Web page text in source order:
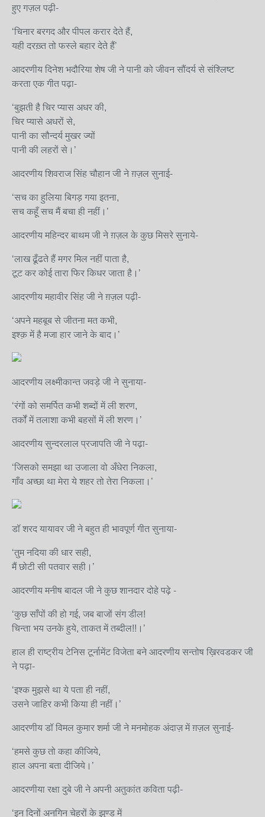
हुए गज़ल पढ़ी-
‘चिनार बरगद और पीपल करार देते हैं,
यही दरख़्त तो फस्ले बहार देते हैं’
आदरणीय दिनेश भदौरिया शेष जी ने पानी को जीवन सौंदर्य से संश्लिष्ट
करता एक गीत पढ़ा-
‘बुझती है चिर प्यास अधर की,
चिर प्यासे अधरों से,
पानी का सौन्दर्य मुखर ज्यों
पानी की लहरों से।’
आदरणीय शिवराज सिंह चौहान जी ने ग़ज़ल सुनाई-
‘सच का हुलिया बिगड़ गया इतना,
सच कहूँ सच मैं बचा ही नहीं।’
आदरणीय महिन्दर बाथम जी ने ग़ज़ल के कुछ मिसरे सुनाये-
‘लाख ढूँढते हैं मगर मिल नहीं पाता है,
टूट कर कोई तारा फिर किधर जाता है।’
आदरणीय महावीर सिंह जी ने ग़ज़ल पढ़ी-
‘अपने महबूब से जीतना मत कभी,
इश्क़ में है मजा हार जाने के बाद।’
आदरणीय लक्ष्मीकान्त जवड़े जी ने सुनाया-
‘रंगों को समर्पित कभी शब्दों में ली शरण,
तर्कों में तलाशा कभी बहसों में ली शरण।’
आदरणीय सुन्दरलाल प्रजापति जी ने पढ़ा-
‘जिसको समझा था उजाला वो अँधेरा निकला,
गाँव अच्छा था मेरा ये शहर तो तेरा निकला।’
डॉ शरद यायावर जी ने बहुत ही भावपूर्ण गीत सुनाया-
‘तुम नदिया की धार सही,
मैं छोटी सी पतवार सही।’
आदरणीय मनीष बादल जी ने कुछ शानदार दोहे पढ़े -
‘कुछ साँपों की हो गई, जब बाजों संग डील!
चिन्ता भय उनके हुये, ताकत में तब्दील!!।’
हाल ही राष्ट्रीय टेनिस टूर्नामेंट विजेता बने आदरणीय सन्तोष ख़िरवडकर जी
ने पढ़ा-
‘इश्क मुझसे था ये पता ही नहीं,
उसने जाहिर कभी किया ही नहीं।’
आदरणीय डॉ विमल कुमार शर्मा जी ने मनमोहक अंदाज़ में ग़ज़ल सुनाई-
‘हमसे कुछ तो कहा कीजिये,
हाल अपना बता दीजिये।’
आदरणीया रक्षा दुबे जी ने अपनी अतुकांत कविता पढ़ी-
‘इन दिनों अनगिन चेहरों के झुण्ड में